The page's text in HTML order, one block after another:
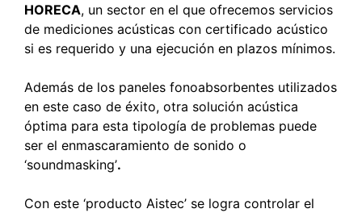
HORECA, un sector en el que ofrecemos servicios
de mediciones acústicas con certificado acústico
si es requerido y una ejecución en plazos mínimos.
Además de los paneles fonoabsorbentes utilizados
en este caso de éxito, otra solución acústica
óptima para esta tipología de problemas puede
ser el enmascaramiento de sonido o
‘soundmasking’.
Con este ‘producto Aistec’ se logra controlar el